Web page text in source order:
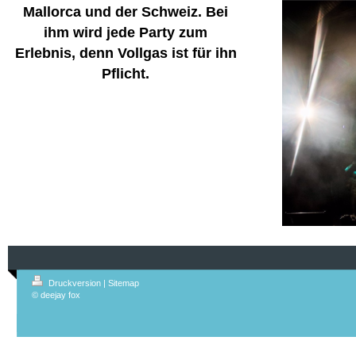
Mallorca und der Schweiz. Bei
ihm wird jede Party zum
Erlebnis, denn Vollgas ist für ihn
Pflicht.
Druckversion | Sitemap
© deejay fox